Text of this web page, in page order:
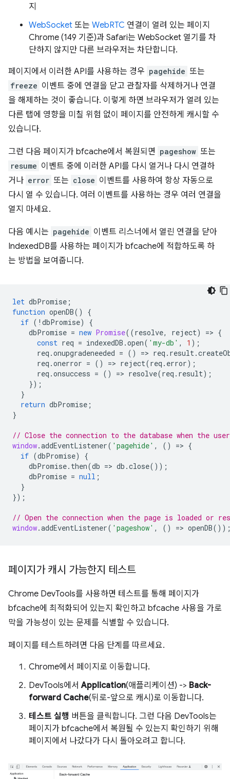
지
WebSocket 또는 WebRTC 연결이 열려 있는 페이지
Chrome (149 기준)과 Safari는 WebSocket 열기를 차
단하지 않지만 다른 브라우저는 차단합니다.
페이지에서 이러한 API를 사용하는 경우 pagehide 또는
freeze 이벤트 중에 연결을 닫고 관찰자를 삭제하거나 연결
을 해제하는 것이 좋습니다. 이렇게 하면 브라우저가 열려 있는
다른 탭에 영향을 미칠 위험 없이 페이지를 안전하게 캐시할 수
있습니다.
그런 다음 페이지가 bfcache에서 복원되면 pageshow 또는
resume 이벤트 중에 이러한 API를 다시 열거나 다시 연결하
거나 error 또는 close 이벤트를 사용하여 항상 자동으로
다시 열 수 있습니다. 여러 이벤트를 사용하는 경우 여러 연결을
열지 마세요.
다음 예시는 pagehide 이벤트 리스너에서 열린 연결을 닫아
IndexedDB를 사용하는 페이지가 bfcache에 적합하도록 하
는 방법을 보여줍니다.
let dbPromise ;
function openDB()
{
if ( ! dbPromise)
{
dbPromise = new Promise((resolve, reject) => {
const req = indexedDB .open( 'my-db' , 1 );
req .onupgradeneeded = () => req . result.
req .onerror = () => reject(req . error);
req .onsuccess = () => resolve(req . result);
});
}
return dbPromise ;
}
// Close the connection to the database when the
window.addEventListener( 'pagehide' , () => {
if (dbPromise)
{
dbPromise. then(db => db .close());
dbPromise = null ;
}
});
// Open the connection when the page is loaded or
window.addEventListener( 'pageshow' , () => openDB
페이지가 캐시 가능한지 테스트
Chrome DevTools를 사용하면 테스트를 통해 페이지가
bfcache에 최적화되어 있는지 확인하고 bfcache 사용을 가로
막을 가능성이 있는 문제를 식별할 수 있습니다.
페이지를 테스트하려면 다음 단계를 따르세요.
Chrome에서 페이지로 이동합니다.
DevTools에서Application(애플리케이션) -> Back-
forward Cache(뒤로-앞으로 캐시)로 이동합니다.
테스트 실행 버튼을 클릭합니다. 그런 다음 DevTools는
페이지가 bfcache에서 복원될 수 있는지 확인하기 위해
페이지에서 나갔다가 다시 돌아오려고 합니다.